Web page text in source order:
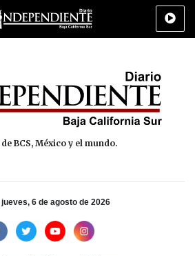
Cabos Policiaca Deportes Cultura
BCS, México y el mundo.
jueves, 6 de agosto de 2026